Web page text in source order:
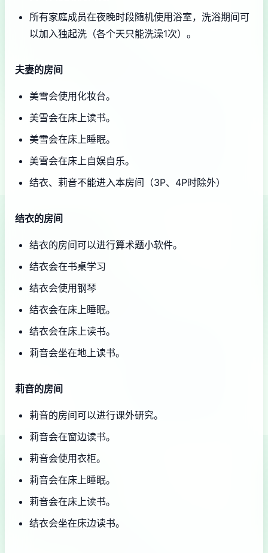
所有家庭成员在夜晚时段随机使用浴室，洗浴期间可
以加入独起洗（各个天只能洗澡1次）。
夫妻的房间
美雪会使用化妆台。
美雪会在床上读书。
美雪会在床上睡眠。
美雪会在床上自娱自乐。
结衣、莉音不能进入本房间（3P、4P时除外）
结衣的房间
结衣的房间可以进行算术题小软件。
结衣会在书桌学习
结衣会使用钢琴
结衣会在床上睡眠。
结衣会在床上读书。
莉音会坐在地上读书。
莉音的房间
莉音的房间可以进行课外研究。
莉音会在窗边读书。
莉音会使用衣柜。
莉音会在床上睡眠。
莉音会在床上读书。
结衣会坐在床边读书。